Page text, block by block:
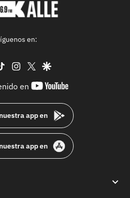
en:
tiktok instagram
twittergoogle
en
youtube-
app en
app en